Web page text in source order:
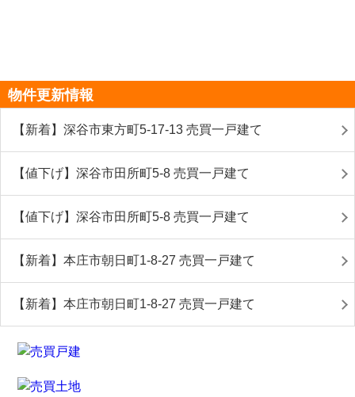
物件更新情報
【新着】深谷市東方町5-17-13 売買一戸建て
【値下げ】深谷市田所町5-8 売買一戸建て
【値下げ】深谷市田所町5-8 売買一戸建て
【新着】本庄市朝日町1-8-27 売買一戸建て
【新着】本庄市朝日町1-8-27 売買一戸建て